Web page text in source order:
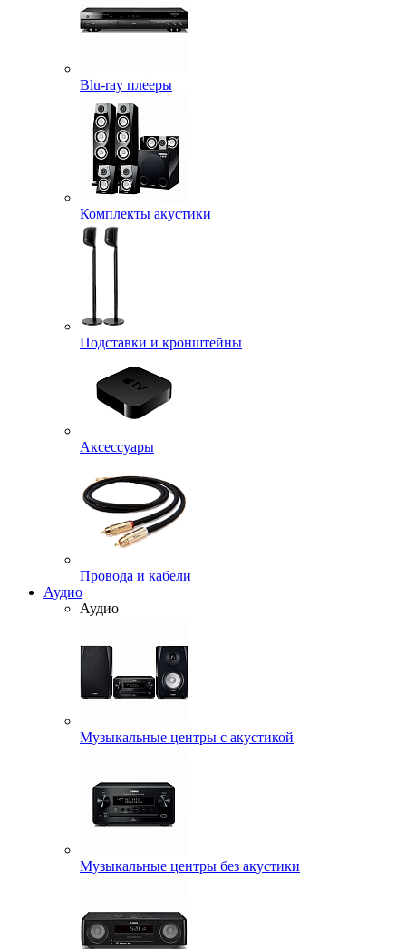
Blu-ray плееры
Комплекты акустики
Подставки и кронштейны
Аксессуары
Провода и кабели
Аудио
Аудио
Музыкальные центры с акустикой
Музыкальные центры без акустики